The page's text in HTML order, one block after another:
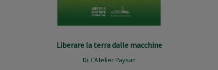
Liberare la terra dalle macchine
Di: L'Atelier Paysan